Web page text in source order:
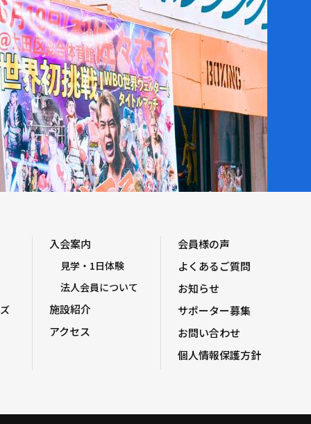
入会案内
見学・1日体験
法人会員について
施設紹介
アクセス
会員様の声
よくあるご質問
お知らせ
サポーター募集
お問い合わせ
個人情報保護方針